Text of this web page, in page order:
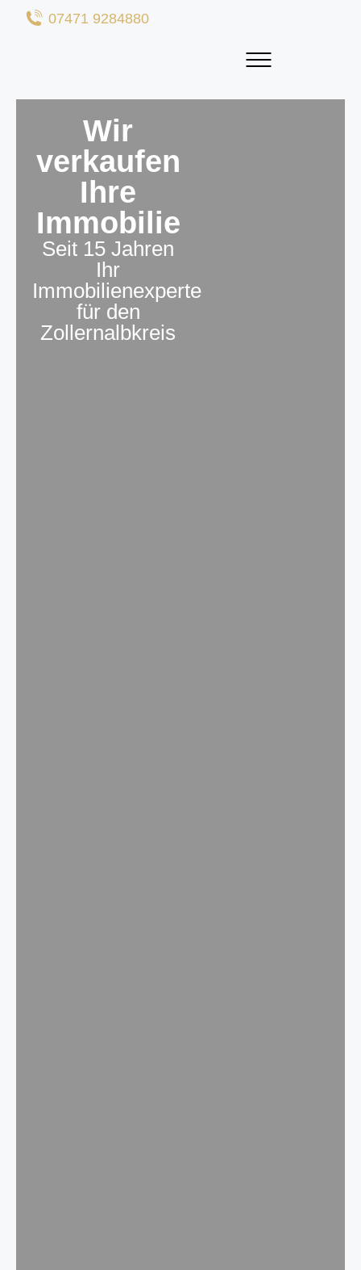
07471 9284880
Wir
verkaufen
Ihre
Immobilie
Seit 15 Jahren
Ihr
Immobilienexperte
für den
Zollernalbkreis